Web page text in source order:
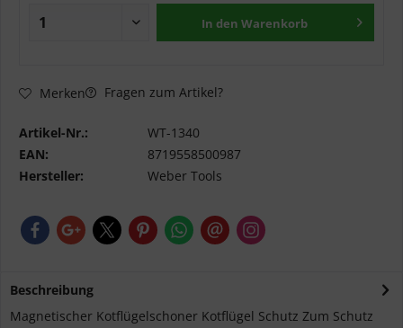
In den Warenkorb
Merken Fragen zum Artikel?
Artikel-Nr.:
WT-1340
EAN:
8719558500987
Hersteller:
Weber Tools
Beschreibung
Magnetischer Kotflügelschoner Kotflügel Schutz Zum Schutz